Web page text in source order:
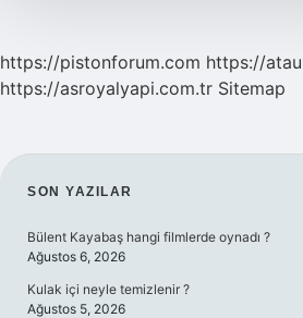
https://pistonforum.com https://
https://asroyalyapi.com.tr Sitemap
SIDEBAR
SON YAZILAR
Bülent Kayabaş hangi filmlerde oynadı ?
Ağustos 6, 2026
Kulak içi neyle temizlenir ?
Ağustos 5, 2026